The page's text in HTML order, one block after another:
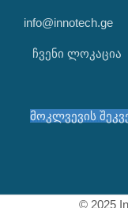
info@innotech.ge
ჩვენი ლოკაცია
მოკლვევის
© 2025